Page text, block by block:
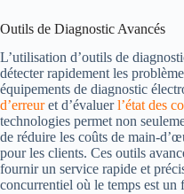
Outils de Diagnostic Avancés
L’utilisation d’outils de
détecter rapidement les
équipements de diagnostic
d’erreuret d’évaluerl’état des
technologies permet non
de réduire les coûts de main-
pour les clients. Ces outils
fournir un service rapide et
concurrentiel où le temps est un